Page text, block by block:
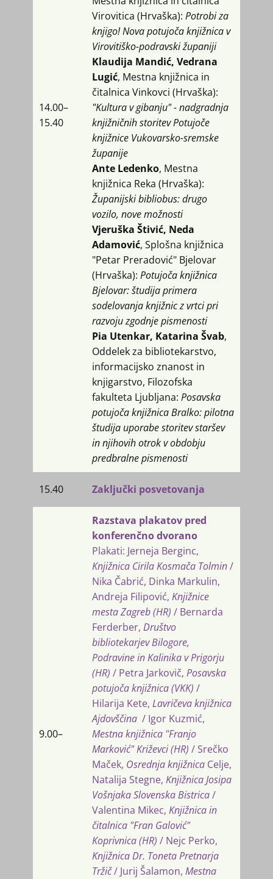
14.00​–
15.40
Virovitica (Hrvaška): Potrobi za
knjigo! Nova potujoča knjižnica v
Virovitiško-podravski županiji
Klaudija Mandić, Vedrana
Lugić, Mestna knjižnica in
čitalnica Vinkovci (Hrvaška):
"Kultura v gibanju" - nadgradnja
knjižničnih storitev Potujoče
knjižnice Vukovarsko-sremske
županije
Ante Ledenko, Mestna
knjižnica Reka (Hrvaška):
Županijski bibliobus: drugo
vozilo, nove možnosti
Vjeruška Štivić, Neda
Adamović, Splošna knjižnica
"Petar Preradović" Bjelovar
(Hrvaška): Potujoča knjižnica
Bjelovar: študija primera
sodelovanja knjižnic z vrtci pri
razvoju zgodnje pismenosti
Pia Utenkar, Katarina Švab,
Oddelek za bibliotekarstvo,
informacijsko znanost in
knjigarstvo, Filozofska
fakulteta Ljubljana: Posavska
potujoča knjižnica Bralko: pilotna
študija uporabe storitev staršev
in njihovih otrok v obdobju
predbralne pismenosti
15.40 Zaključki posvetovanja
9.00​–
Razstava plakatov pred
konferenčno dvorano
Plakati: Jerneja Berginc,
Knjižnica Cirila Kosmača Tolmin/
Nika Čabrić, Dinka Markulin,
Andreja Filipović, Knjižnice
mesta Zagreb (HR) / Bernarda
Ferderber, Društvo
bibliotekarjev Bilogore,
Podravine in Kalinika v Prigorju
(HR) / Petra Jarkovič, Posavska
potujoča knjižnica (VKK) /
Hilarija Kete, Lavričeva knjižnica
Ajdovščina / Igor Kuzmić,
Mestna knjižnica "Franjo
Marković" Križevci (HR) / Srečko
Maček, Osrednja knjižnica Celje,
Natalija Stegne, Knjižnica Josipa
Vošnjaka Slovenska Bistrica/
Valentina Mikec, Knjižnica in
čitalnica "Fran Galović"
Koprivnica (HR) / Nejc Perko,
Knjižnica Dr. Toneta Pretnarja
Tržič/ Jurij Šalamon, Mestna